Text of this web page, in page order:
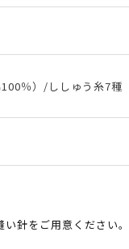
％）/ししゅう糸7種
針をご用意ください。